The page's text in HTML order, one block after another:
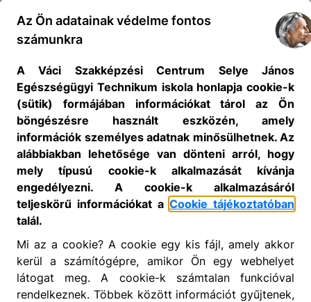
Az Ön adatainak védelme fontos
számunkra
A Váci Szakképzési Centrum Selye János
Egészségügyi Technikum iskola honlapja cookie-k
(sütik) formájában információkat tárol az Ön
böngészésre használt eszközén, amely
információk személyes adatnak minősülhetnek. Az
alábbiakban lehetősége van dönteni arról, hogy
mely típusú cookie-k alkalmazását kívánja
engedélyezni. A cookie-k alkalmazásáról
teljeskörű információkat a Cookie tájékoztatóban
talál.
Mi az a cookie? A cookie egy kis fájl, amely akkor
kerül a számítógépre, amikor Ön egy webhelyet
látogat meg. A cookie-k számtalan funkcióval
rendelkeznek. Többek között információt gyűjtenek,